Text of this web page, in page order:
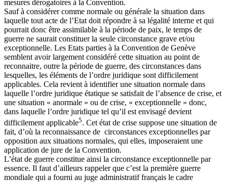
mesures dérogatoires à la Convention.
Sauf à considérer comme normale ou générale la situation dans
laquelle tout acte de l’Etat doit répondre à sa légalité interne et qui
pourrait donc être assimilable à la période de paix, le temps de
guerre ne saurait constituer la seule circonstance grave et/ou
exceptionnelle. Les Etats parties à la Convention de Genève
semblent avoir largement considéré cette situation au point de
reconnaitre, outre la période de guerre, des circonstances dans
lesquelles, les éléments de l’ordre juridique sont difficilement
applicables. Cela revient à identifier une situation normale dans
laquelle l’ordre juridique étatique se satisfait de l’absence de crise, et
une situation « anormale » ou de crise, « exceptionnelle » donc,
dans laquelle l’ordre juridique tel qu’il est envisagé devient
difficilement applicable5. Cet état de crise suppose une situation de
fait, d’où la reconnaissance de circonstances exceptionnelles par
opposition aux situations normales, qui elles, imposeraient une
application de jure de la Convention.
L’état de guerre constitue ainsi la circonstance exceptionnelle par
essence. Il faut d’ailleurs rappeler que c’est la première guerre
mondiale qui a fourni au juge administratif français le cadre